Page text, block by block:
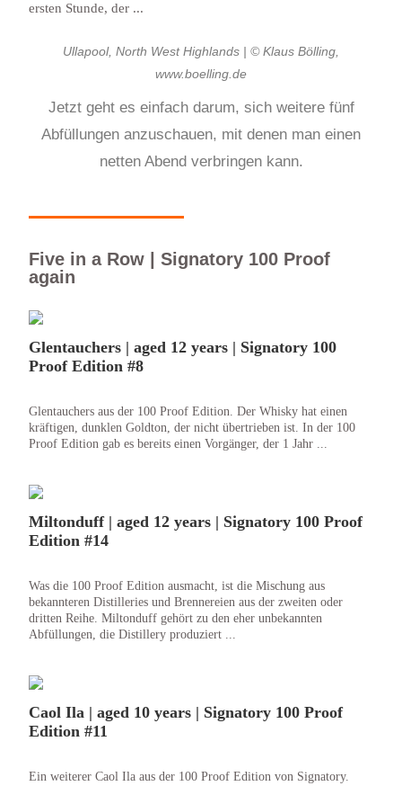
ersten Stunde, der ...
Ullapool, North West Highlands | © Klaus Bölling,
www.boelling.de
Jetzt geht es einfach darum, sich weitere fünf
Abfüllungen anzuschauen, mit denen man einen
netten Abend verbringen kann.
Five in a Row | Signatory 100 Proof
again
Glentauchers | aged 12 years | Signatory 100
Proof Edition #8
Glentauchers aus der 100 Proof Edition. Der Whisky hat einen
kräftigen, dunklen Goldton, der nicht übertrieben ist. In der 100
Proof Edition gab es bereits einen Vorgänger, der 1 Jahr ...
Miltonduff | aged 12 years | Signatory 100 Proof
Edition #14
Was die 100 Proof Edition ausmacht, ist die Mischung aus
bekannteren Distilleries und Brennereien aus der zweiten oder
dritten Reihe. Miltonduff gehört zu den eher unbekannten
Abfüllungen, die Distillery produziert ...
Caol Ila | aged 10 years | Signatory 100 Proof
Edition #11
Ein weiterer Caol Ila aus der 100 Proof Edition von Signatory.